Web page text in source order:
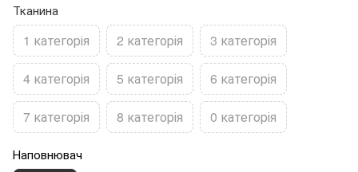
Тканина
1 категорія 2 категорія 3 категорія
4 категорія 5 категорія 6 категорія
7 категорія 8 категорія 0 категорія
Наповнювач